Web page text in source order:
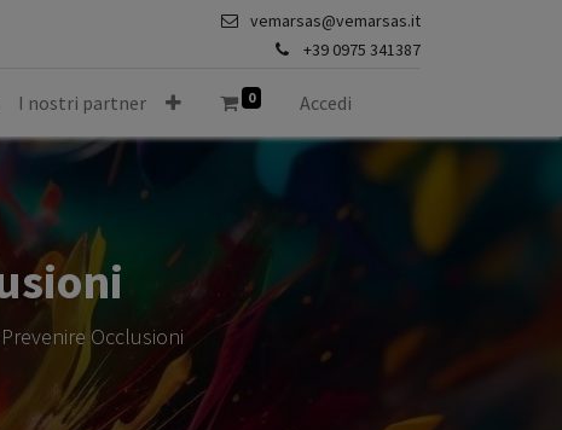
vemarsas@vemarsas.it
+39 0975 341387
I nostri partner 0 Accedi
Occlusioni